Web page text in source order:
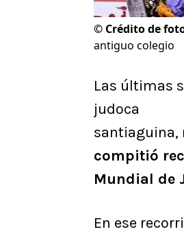
© Crédito de
antiguo colegio
Las últimas
judoca
santiaguina,
compitió
Mundial de
En ese